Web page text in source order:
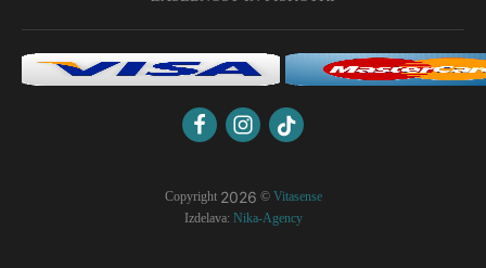
Copyright 2026 © Vitasense
Izdelava: Nika-Agency